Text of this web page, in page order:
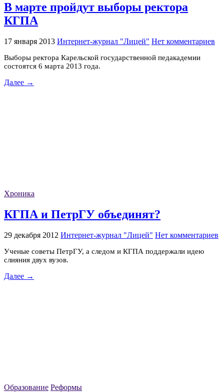
В марте пройдут выборы ректора
КГПА
17 января 2013 Интернет-журнал "Лицей" Нет комментариев
Выборы ректора Карельской государственной педакадемии
состоятся 6 марта 2013 года.
Далее →
Хроника
КГПА и ПетрГУ объединят?
29 декабря 2012 Интернет-журнал "Лицей" Нет комментариев
Ученые советы ПетрГУ, а следом и КГПА поддержали идею
слияния двух вузов.
Далее →
Образование Реформы